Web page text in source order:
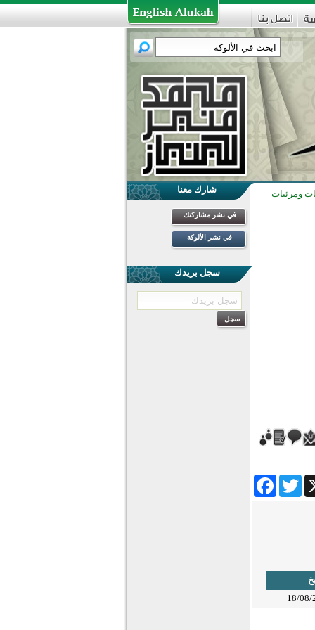
ومرئيات
FacebookTwitter
18/08/
شارك معنا
في نشر مشاركتك
في نشر الألوكة
سجل بريدك